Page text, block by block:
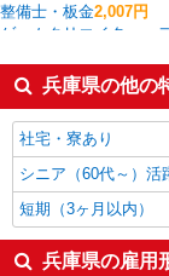
整備士・板金2,007円
ゲームクリエイター・
ライター・編集・校正
建築・土木・設備1,889
CADオペレーター・積
兵庫県の他の職種の平
兵庫県の他の
社宅・寮あり
シニア（60代～）活
短期（3ヶ月以内）
兵庫県の雇用